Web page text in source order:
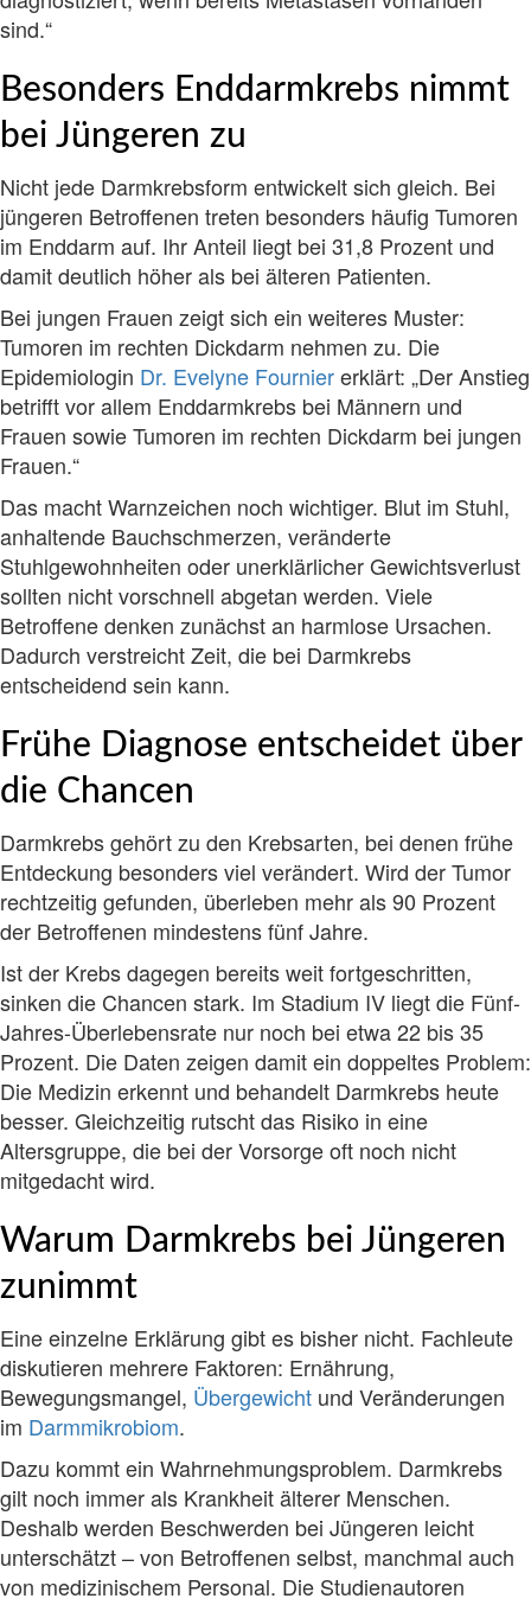
sind.“
Besonders Enddarmkrebs nimmt
bei Jüngeren zu
Nicht jede Darmkrebsform entwickelt sich gleich. Bei
jüngeren Betroffenen treten besonders häufig Tumoren
im Enddarm auf. Ihr Anteil liegt bei 31,8 Prozent und
damit deutlich höher als bei älteren Patienten.
Bei jungen Frauen zeigt sich ein weiteres Muster:
Tumoren im rechten Dickdarm nehmen zu. Die
Epidemiologin Dr. Evelyne Fourniererklärt: „Der Anstieg
betrifft vor allem Enddarmkrebs bei Männern und
Frauen sowie Tumoren im rechten Dickdarm bei jungen
Frauen.“
Das macht Warnzeichen noch wichtiger. Blut im Stuhl,
anhaltende Bauchschmerzen, veränderte
Stuhlgewohnheiten oder unerklärlicher Gewichtsverlust
sollten nicht vorschnell abgetan werden. Viele
Betroffene denken zunächst an harmlose Ursachen.
Dadurch verstreicht Zeit, die bei Darmkrebs
entscheidend sein kann.
Frühe Diagnose entscheidet über
die Chancen
Darmkrebs gehört zu den Krebsarten, bei denen frühe
Entdeckung besonders viel verändert. Wird der Tumor
rechtzeitig gefunden, überleben mehr als 90 Prozent
der Betroffenen mindestens fünf Jahre.
Ist der Krebs dagegen bereits weit fortgeschritten,
sinken die Chancen stark. Im Stadium IV liegt die Fünf-
Jahres-Überlebensrate nur noch bei etwa 22 bis 35
Prozent. Die Daten zeigen damit ein doppeltes Problem:
Die Medizin erkennt und behandelt Darmkrebs heute
besser. Gleichzeitig rutscht das Risiko in eine
Altersgruppe, die bei der Vorsorge oft noch nicht
mitgedacht wird.
Warum Darmkrebs bei Jüngeren
zunimmt
Eine einzelne Erklärung gibt es bisher nicht. Fachleute
diskutieren mehrere Faktoren: Ernährung,
Bewegungsmangel, Übergewicht und Veränderungen
im Darmmikrobiom.
Dazu kommt ein Wahrnehmungsproblem. Darmkrebs
gilt noch immer als Krankheit älterer Menschen.
Deshalb werden Beschwerden bei Jüngeren leicht
unterschätzt – von Betroffenen selbst, manchmal auch
von medizinischem Personal. Die Studienautoren